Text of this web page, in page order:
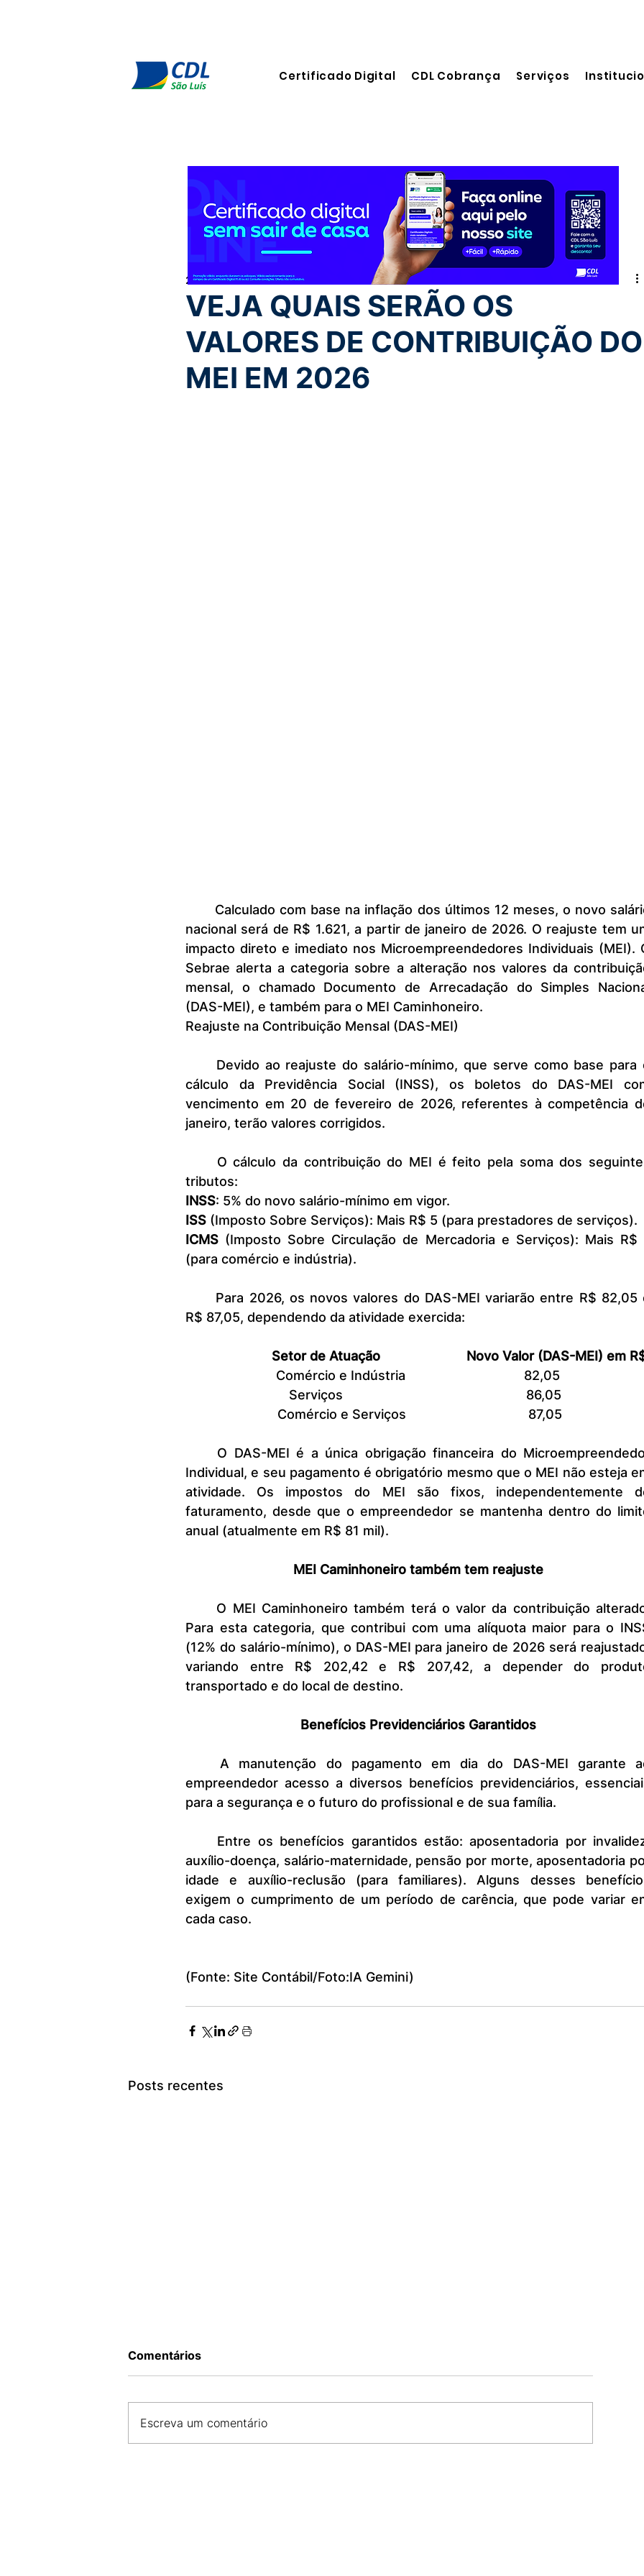
Certificado Digital CDL Cobrança Serviços
VEJA QUAIS SERÃO OS
VALORES DE CONTRIBUIÇÃO DO
MEI EM 2026
29 de dez. de 2025 2 min de leitura
nacional será de R$ 1.621, a partir de janeiro de 2026. O reajuste tem
impacto direto e imediato nos Microempreendedores Individuais (MEI).
Sebrae alerta a categoria sobre a alteração nos valores da
mensal, o chamado Documento de Arrecadação do Simples
(DAS-MEI), e também para o MEI Caminhoneiro.
Reajuste na Contribuição Mensal (DAS-MEI)
cálculo da Previdência Social (INSS), os boletos do DAS-MEI
vencimento em 20 de fevereiro de 2026, referentes à competência
janeiro, terão valores corrigidos.
tributos:
INSS: 5% do novo salário-mínimo em vigor.
ISS (Imposto Sobre Serviços): Mais R$ 5 (para prestadores de serviços).
ICMS (Imposto Sobre Circulação de Mercadoria e Serviços): Mais R$
(para comércio e indústria).
R$ 87,05, dependendo da atividade exercida:
Setor de Atuação
Novo Valor (DAS-MEI) em
Comércio e Indústria                                 82,05
    Serviços                                                   86,05
Comércio e Serviços                                  87,05
Individual, e seu pagamento é obrigatório mesmo que o MEI não esteja
atividade. Os impostos do MEI são fixos, independentemente
faturamento, desde que o empreendedor se mantenha dentro do
anual (atualmente em R$ 81 mil).
MEI Caminhoneiro também tem reajuste
Para esta categoria, que contribui com uma alíquota maior para o
(12% do salário-mínimo), o DAS-MEI para janeiro de 2026 será
variando entre R$ 202,42 e R$ 207,42, a depender do
transportado e do local de destino.
Benefícios Previdenciários Garantidos
empreendedor acesso a diversos benefícios previdenciários,
para a segurança e o futuro do profissional e de sua família.
auxílio-doença, salário-maternidade, pensão por morte, aposentadoria
idade e auxílio-reclusão (para familiares). Alguns desses
exigem o cumprimento de um período de carência, que pode variar
cada caso.
(Fonte: Site Contábil/Foto:IA Gemini)
Posts recentes
Comentários
Escreva um comentário